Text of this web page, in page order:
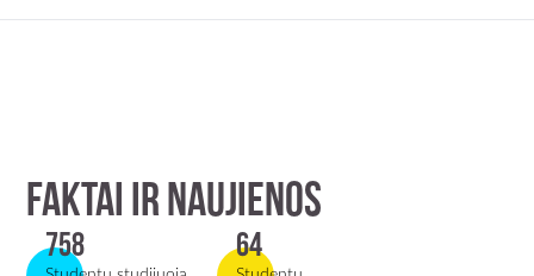
Faktai ir naujienos
758 64